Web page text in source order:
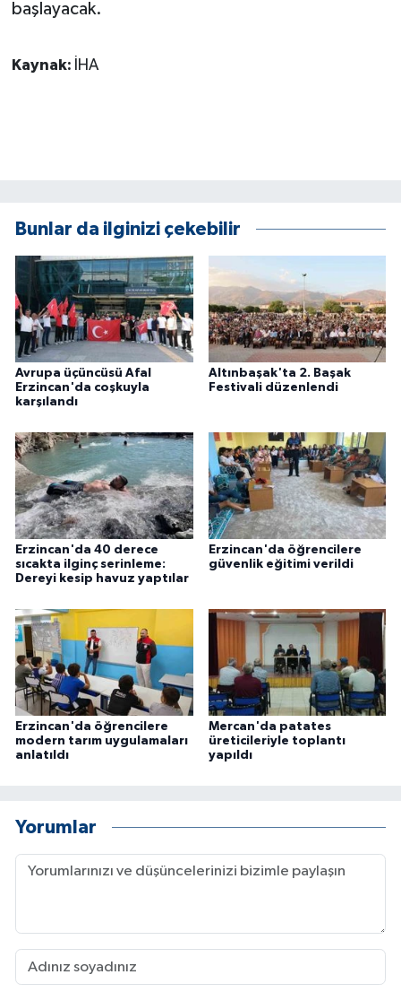
başlayacak.
Kaynak: İHA
Bunlar da ilginizi çekebilir
Avrupa üçüncüsü Afal
Erzincan'da coşkuyla
karşılandı
Altınbaşak'ta 2. Başak
Festivali düzenlendi
Erzincan'da 40 derece
sıcakta ilginç serinleme:
Dereyi kesip havuz yaptılar
Erzincan'da öğrencilere
güvenlik eğitimi verildi
Erzincan'da öğrencilere
modern tarım uygulamaları
anlatıldı
Mercan'da patates
üreticileriyle toplantı
yapıldı
Yorumlar